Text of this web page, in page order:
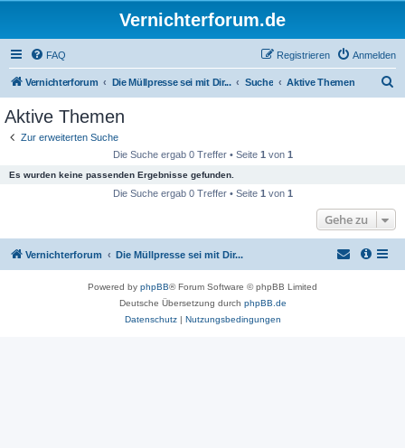
Vernichterforum.de
FAQ Anmelden
Registrieren
Vernichterforum Die Müllpresse sei mit Dir... Suche Aktive Themen
Aktive Themen
Zur erweiterten Suche
Die Suche ergab 0 Treffer • Seite 1 von 1
Es wurden keine passenden Ergebnisse gefunden.
Die Suche ergab 0 Treffer • Seite 1 von 1
Gehe zu
Vernichterforum Die Müllpresse sei mit Dir...
Powered by phpBB® Forum Software © phpBB Limited
Deutsche Übersetzung durch phpBB.de
Datenschutz| Nutzungsbedingungen